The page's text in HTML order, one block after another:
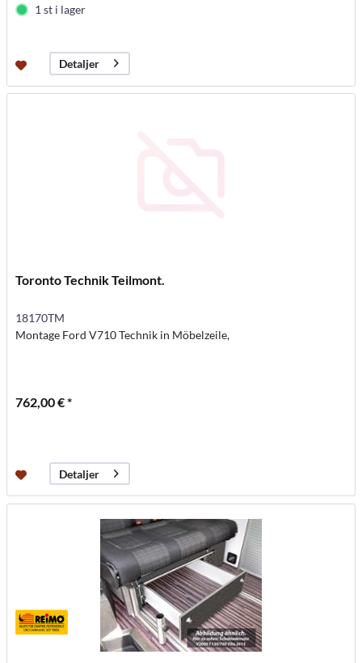
1 st i lager
Detaljer
Toronto Technik Teilmont.
18170TM
Montage Ford V710 Technik in Möbelzeile,
762,00 € *
Detaljer